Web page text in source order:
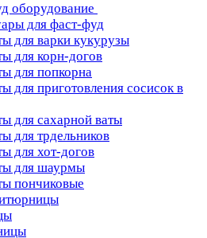
оборудование
для фаст-фуд
для варки кукурузы
для корн-догов
для попкорна
для приготовления сосисок в
для сахарной ваты
для трдельников
для хот-догов
для шаурмы
пончиковые